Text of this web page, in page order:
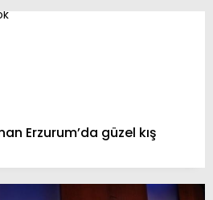
Erzurum’da güzel kış